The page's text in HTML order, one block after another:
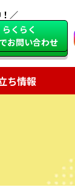
らくらく
お問い合わせ
ち情報
close